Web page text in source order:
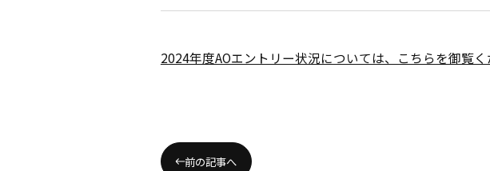
2024年度AOエントリー状況については、こちらを御覧く
前の記事へ